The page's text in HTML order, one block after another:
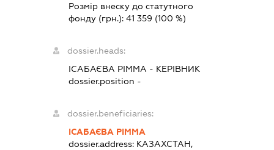
Розмір внеску до статутного
фонду (грн.): 41 359 (100 %)
dossier.heads:
ІСАБАЄВА РІММА - КЕРІВНИК
dossier.position -
dossier.beneficiaries:
ІСАБАЄВА РІММА
dossier.address: КАЗАХСТАН,